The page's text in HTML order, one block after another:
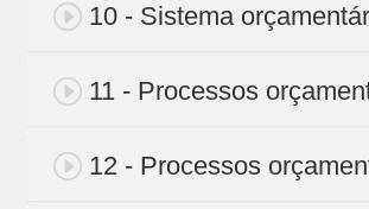
10 - Sistema
11 - Processos
12 - Processos